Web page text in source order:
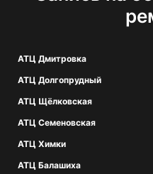
АТЦ Дмитровка
АТЦ Долгопрудный
АТЦ Щёлковская
АТЦ Семеновская
АТЦ Химки
АТЦ Балашиха